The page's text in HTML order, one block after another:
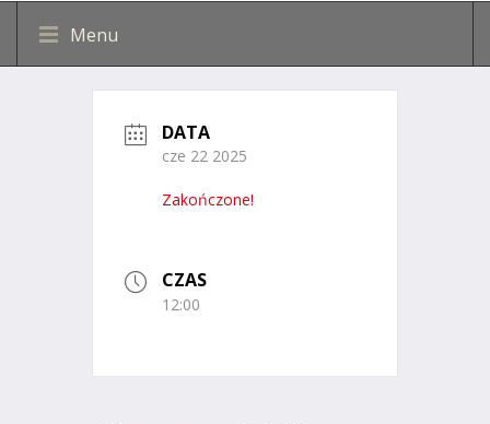
Menu
DATA
cze 22 2025
Zakończone!
CZAS
12:00